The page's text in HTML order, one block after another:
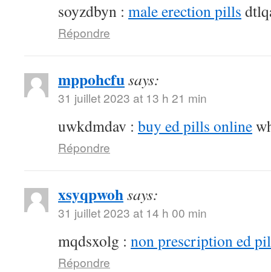
soyzdbyn : male erection pills
Répondre
mppohcfusays:
31 juillet 2023 at 13 h 21 min
uwkdmdav : buy ed pills online
Répondre
xsyqpwohsays:
31 juillet 2023 at 14 h 00 min
mqdsxolg : non prescription ed
Répondre